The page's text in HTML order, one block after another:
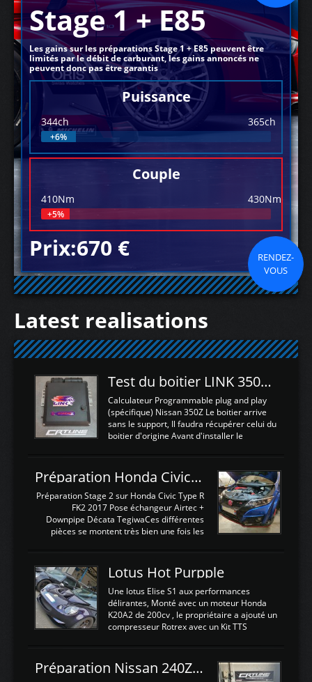
Stage 1 + E85
Les gains sur les préparations Stage 1 + E85 peuvent être
limités par le débit de carburant, les gains annoncés ne
peuvent donc pas être garantis
Puissance
344ch 365ch
+6%
Couple
410Nm 430Nm
+5%
Prix:670 €
RENDEZ-
VOUS
Latest realisations
Test du boitier LINK 350Z Plugin ECU
Calculateur Programmable plug and play
(spécifique) Nissan 350Z Le boitier arrive
sans le support, Il faudra récupérer celui du
boitier d'origine Avant d'installer le
d'envoyer l'information de la large bande
dans le boitier. sydney sweeney deepfake
La sortie 0-5V de l'afr sera connectée sur
l'entrée AN Volt 8 et GndAN pour
Analogique, et Volt car l'information est une
tension (Pas une résistance variable d'un
est temps de brancher le ...
Préparation Honda Civic Type R FK2
Préparation Stage 2 sur Honda Civic Type R
FK2 2017 Pose échangeur Airtec +
Downpipe Décata TegiwaCes différentes
pièces se montent très bien une fois les
légere découpe du plastique inferieur,
negénant en rien la structure ou le
fonctionnement du fond plat. Une
reprogrammation Stage 2 est faite sur le
calculateur d'origine. Une alternative
économique au passage sur Hondata
d'origine 310cv et 400Nn , Une fois
reprogrammé et les ...
Lotus Hot Purpple
Une lotus Elise S1 aux performances
délirantes, Monté avec un moteur Honda
K20A2 de 200cv , le propriétaire a ajouté un
compresseur Rotrex avec un Kit TTS
d'augmenter la puissance de son moteur:
un watercooler a été ajouté. 300Cv sans
Préparation Nissan 240Z SR20DET